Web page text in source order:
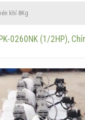
khí 8Kg
0260NK (1/2HP),